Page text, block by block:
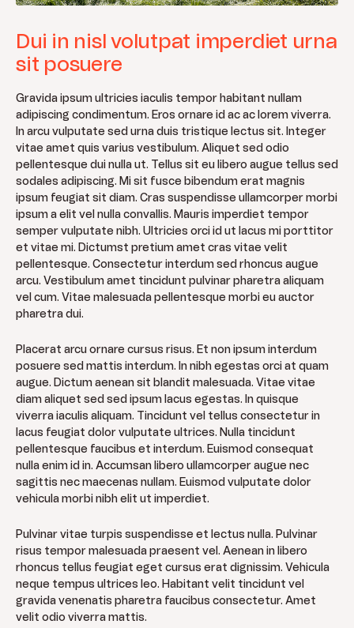
Dui in nisl volutpat imperdiet urna
sit posuere
Gravida ipsum ultricies iaculis tempor habitant nullam
adipiscing condimentum. Eros ornare id ac ac lorem viverra.
In arcu vulputate sed urna duis tristique lectus sit. Integer
vitae amet quis varius vestibulum. Aliquet sed odio
pellentesque dui nulla ut. Tellus sit eu libero augue tellus sed
sodales adipiscing. Mi sit fusce bibendum erat magnis
ipsum feugiat sit diam. Cras suspendisse ullamcorper morbi
ipsum a elit vel nulla convallis. Mauris imperdiet tempor
semper vulputate nibh. Ultricies orci id ut lacus mi porttitor
et vitae mi. Dictumst pretium amet cras vitae velit
pellentesque. Consectetur interdum sed rhoncus augue
arcu. Vestibulum amet tincidunt pulvinar pharetra aliquam
vel cum. Vitae malesuada pellentesque morbi eu auctor
pharetra dui.
Placerat arcu ornare cursus risus. Et non ipsum interdum
posuere sed mattis interdum. In nibh egestas orci at quam
augue. Dictum aenean sit blandit malesuada. Vitae vitae
diam aliquet sed sed ipsum lacus egestas. In quisque
viverra iaculis aliquam. Tincidunt vel tellus consectetur in
lacus feugiat dolor vulputate ultrices. Nulla tincidunt
pellentesque faucibus et interdum. Euismod consequat
nulla enim id in. Accumsan libero ullamcorper augue nec
sagittis nec maecenas nullam. Euismod vulputate dolor
vehicula morbi nibh elit ut imperdiet.
Pulvinar vitae turpis suspendisse et lectus nulla. Pulvinar
risus tempor malesuada praesent vel. Aenean in libero
rhoncus tellus feugiat eget cursus erat dignissim. Vehicula
neque tempus ultrices leo. Habitant velit tincidunt vel
gravida venenatis pharetra faucibus consectetur. Amet
velit odio viverra mattis.